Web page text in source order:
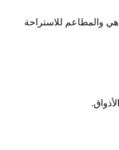
والمطاعم للاستراحة